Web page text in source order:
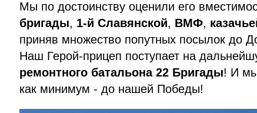
Мы по достоинству оценили его
бригады, 1-й Славянской, ВМФ,
приняв множество попутных посылок до
Наш Герой-прицеп поступает на
ремонтного батальона 22 Бригады! И мы
как минимум - до нашей Победы!